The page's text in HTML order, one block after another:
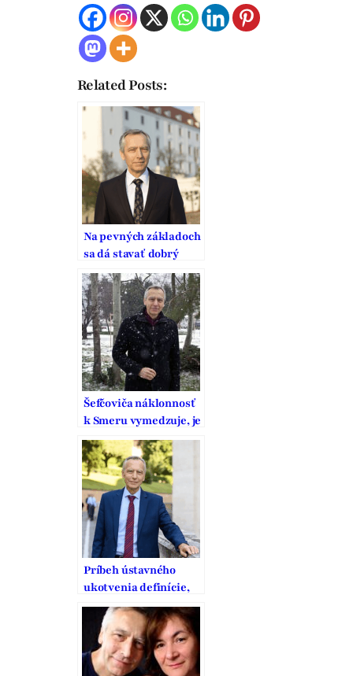
Related Posts:
Na pevných základoch
sa dá stavať dobrý
domov
Šefčoviča náklonnosť
k Smeru vymedzuje, je
to pritom strana
vodcovského typu
Príbeh ústavného
ukotvenia definície,
ochrany a podpory
manželstva na
Slovensku